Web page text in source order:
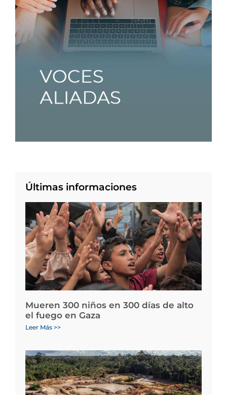
Últimas informaciones
Mueren 300 niños en 300 días de alto
el fuego en Gaza
Leer Más >>